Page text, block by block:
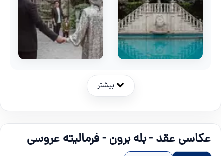
بیشتر
عکاسی عقد - بله برون - فرمالیته عروسی